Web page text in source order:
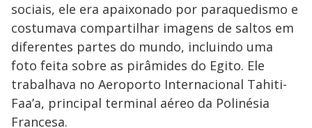
sociais, ele era apaixonado por paraquedismo e
costumava compartilhar imagens de saltos em
diferentes partes do mundo, incluindo uma
foto feita sobre as pirâmides do Egito. Ele
trabalhava no Aeroporto Internacional Tahiti-
Faa’a, principal terminal aéreo da Polinésia
Francesa.